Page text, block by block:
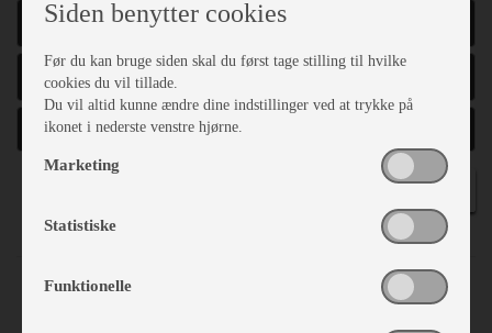
ÅRGANG
TOTALVÆGT
SØG
Siden benytter cookies
Før du kan bruge siden skal du først tage stilling til hvilke
cookies du vil tillade.
Du vil altid kunne ændre dine indstillinger ved at trykke på
ikonet i nederste venstre hjørne.
Marketing
Statistiske
Funktionelle